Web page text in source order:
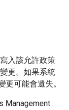
入該允許政策
更。如果系統
更可能會遺失。
Management